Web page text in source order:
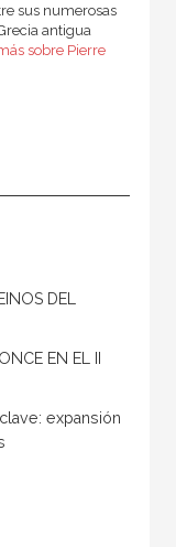
sus numerosas
antigua
sobre Pierre
DEL
EN EL II
expansión 